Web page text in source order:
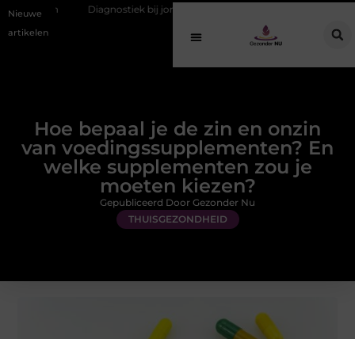
Nieuwe
artikelen
bij jongeren: wat gebeurt er eigenlijk na de aanmelding?
Hoe bepaal je de zin en onzin
van voedingssupplementen? En
welke supplementen zou je
moeten kiezen?
THUISGEZONDHEID
Gepubliceerd Door Gezonder Nu